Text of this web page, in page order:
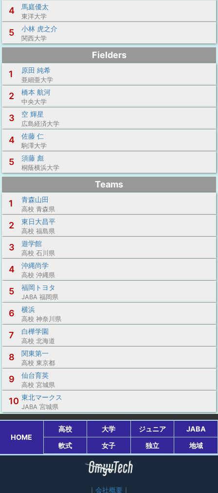
4 馬庭優太
東洋大学
5 小林 虎之介
関西大学
Fielders
1
原田 純希
亜細亜大学
2 橋本 航河
中央大学
3 空 輝星
広島経済大学
4 佐藤 仁
駒澤大学
5 須藤 彪
桐蔭横浜大学
Teams
1
青森山田
高校 青森県
2 東日大昌平
高校 福島県
3 遊学館
高校 石川県
4 沖縄尚学
高校 沖縄県
5 福岡トヨタ
JABA 福岡県
6 横浜
高校 神奈川県
7 白樺学園
高校 北海道
8 関東第一
高校 東京都
9 仙台育英
高校 宮城県
10 東北マークス
JABA 宮城県
HOME
高校 大学 ジュニア
JABA
軟式
女子 独立 地域
会社概要